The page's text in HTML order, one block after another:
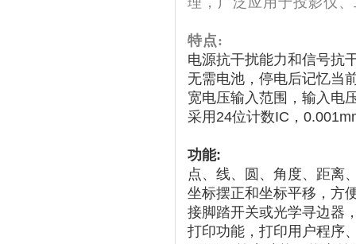
特点:
电源抗干扰能力和信号抗
无需电池，停电后记忆当
宽电压输入范围，输入电
采用24位计数IC，
功能:
点、线、圆、角度、距离
坐标摆正和坐标平移，方
接脚踏开关或光学寻边器
打印功能，打印用户程序